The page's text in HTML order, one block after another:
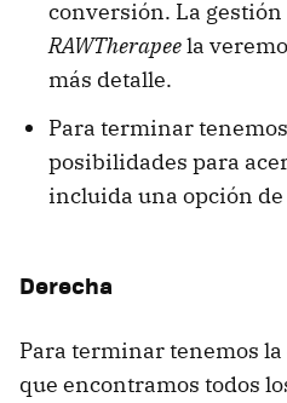
conversión. La gestión
RAWTherapeela
más detalle.
Para terminar
posibilidades para
incluida una opción de
Derecha
Para terminar tenemos
que encontramos todos